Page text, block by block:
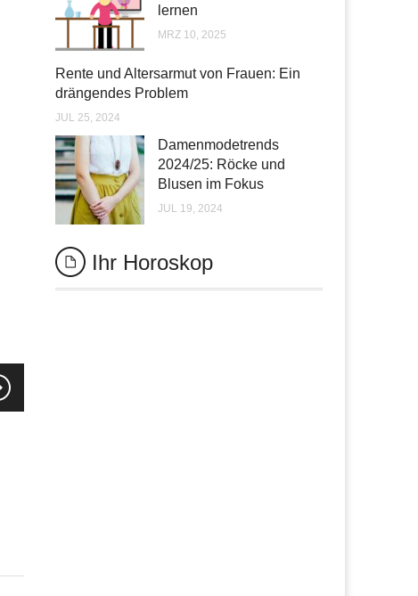
lernen
MRZ 10, 2025
Rente und Altersarmut von Frauen: Ein
drängendes Problem
JUL 25, 2024
Damenmodetrends
2024/25: Röcke und
Blusen im Fokus
JUL 19, 2024
Ihr Horoskop